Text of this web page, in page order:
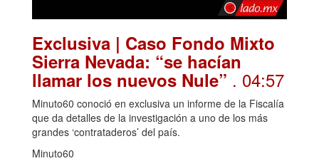
Exclusiva | Caso Fondo Mixto
Sierra Nevada: “se hacían
llamar los nuevos Nule” . 04:57
Minuto60 conoció en exclusiva un informe de la Fiscalía
que da detalles de la investigación a uno de los más
grandes ‘contrataderos’ del país.
Minuto60